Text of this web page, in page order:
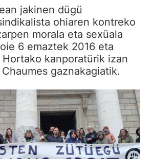
jakinen dügü
ohiaren kontreko
morala eta sexüala
6 emaztek 2016 eta
kanporatürik izan
gaznakagiatik.